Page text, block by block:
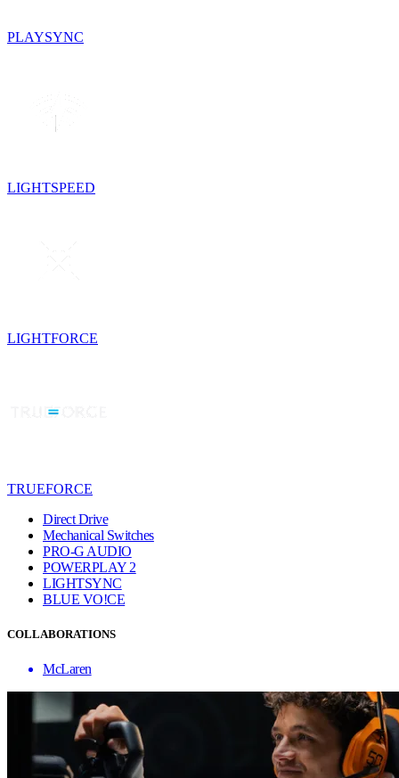
PLAYSYNC
LIGHTSPEED
LIGHTFORCE
TRUEFORCE
Direct Drive
Mechanical Switches
PRO-G AUDIO
POWERPLAY 2
LIGHTSYNC
BLUE VO!CE
COLLABORATIONS
McLaren